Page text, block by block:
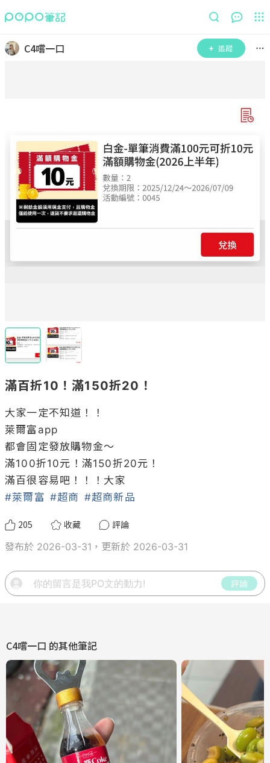
C4嚐一口 追蹤
滿百折10！滿150折20！
大家一定不知道！！
萊爾富app
都會固定發放購物金～
滿100折10元！滿150折20元！
#萊爾富 #超商 #超商新品
205 收藏
評論
發布於 2026-03-31，更新於 2026-03-31
評論
C4嚐一口 的其他筆記